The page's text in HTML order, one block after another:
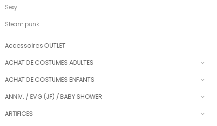
Sexy
Steam punk
Accessoires OUTLET
ACHAT DE COSTUMES ADULTES
ACHAT DE COSTUMES ENFANTS
ANNIV. / EVG (JF) / BABY SHOWER
ARTIFICES